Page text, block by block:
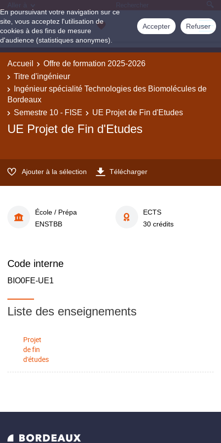
En poursuivant votre navigation sur ce
site, vous acceptez l'utilisation de
cookies à des fins de mesure
d'audience (statistiques anonymes).
Accepter Refuser
Aller à
Accueil
Offre de formation 2025-2026
Titre d'ingénieur
Ingénieur spécialité Technologies des Biomolécules de
Bordeaux
Semestre 10 - FISE
UE Projet de Fin d'Etudes
UE Projet de Fin d'Etudes
Ajouter à la sélection Télécharger
École / Prépa
ENSTBB
ECTS
30 crédits
Code interne
BIO0FE-UE1
Liste des enseignements
Projet
de fin
d'études